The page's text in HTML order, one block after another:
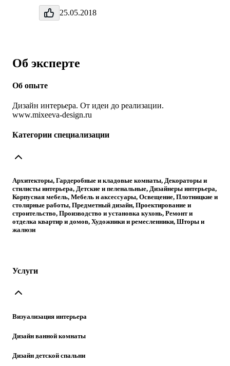
25.05.2018
Об эксперте
Об опыте
Дизайн интерьера. От идеи до реализации.
www.mixeeva-design.ru
Категории специализации
Архитекторы, Гардеробные и кладовые комнаты, Декораторы и
стилисты интерьера, Детские и пеленальные, Дизайнеры интерьера,
Корпусная мебель, Мебель и аксессуары, Освещение, Плотницкие и
столярные работы, Предметный дизайн, Проектирование и
строительство, Производство и установка кухонь, Ремонт и
отделка квартир и домов, Художники и ремесленники, Шторы и
жалюзи
Услуги
Визуализация интерьера
Дизайн ванной комнаты
Дизайн детской спальни